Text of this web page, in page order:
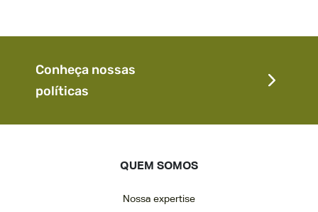
Conheça nossas
políticas
QUEM SOMOS
Nossa expertise